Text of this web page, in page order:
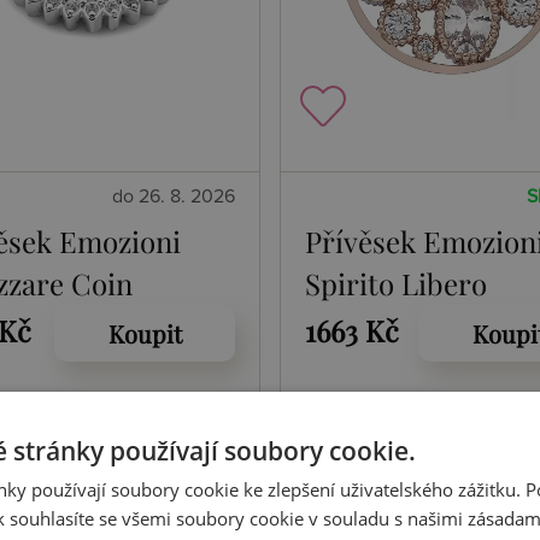
do 26. 8. 2026
Emozioni
Coin
461
Koupit
Přívěsek
Spirito Libero
Freedom RG Coin
1663 Kč
stránky používají soubory cookie.
používají soubory cookie ke zlepšení uživatelského zážitku.
souhlasíte se všemi soubory cookie v souladu s našimi